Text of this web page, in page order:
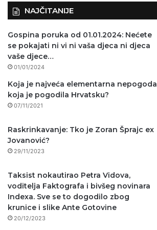
NAJČITANIJE
Gospina poruka od 01.01.2024: Nećete
se pokajati ni vi ni vaša djeca ni djeca
vaše djece…
01/01/2024
Koja je najveća elementarna nepogoda
koja je pogodila Hrvatsku?
07/11/2021
Raskrinkavanje: Tko je Zoran Šprajc ex
Jovanović?
29/11/2023
Taksist nokautirao Petra Vidova,
voditelja Faktografa i bivšeg novinara
Indexa. Sve se to dogodilo zbog
krunice i slike Ante Gotovine
20/12/2023